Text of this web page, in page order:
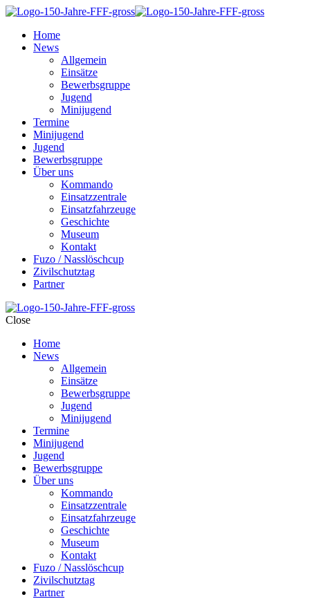
Home
News
Allgemein
Einsätze
Bewerbsgruppe
Jugend
Minijugend
Termine
Minijugend
Jugend
Bewerbsgruppe
Über uns
Kommando
Einsatzzentrale
Einsatzfahrzeuge
Geschichte
Museum
Kontakt
Fuzo / Nasslöschcup
Zivilschutztag
Partner
Close
Home
News
Allgemein
Einsätze
Bewerbsgruppe
Jugend
Minijugend
Termine
Minijugend
Jugend
Bewerbsgruppe
Über uns
Kommando
Einsatzzentrale
Einsatzfahrzeuge
Geschichte
Museum
Kontakt
Fuzo / Nasslöschcup
Zivilschutztag
Partner